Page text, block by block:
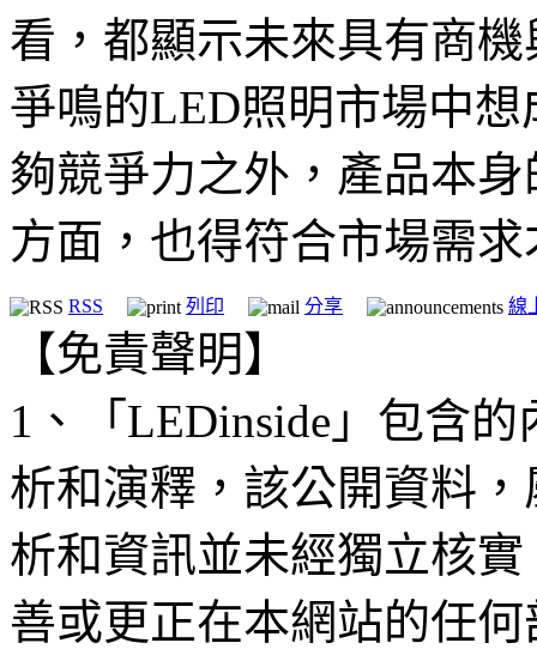
看，都顯示未來具有商
爭鳴的LED照明市場中
夠競爭力之外，產品本
方面，也得符合市場需
RSS 列印 分享 線
【免責聲明】
1、「LEDinside」包含
析和演釋，該公開資料
析和資訊並未經獨立核
善或更正在本網站的任